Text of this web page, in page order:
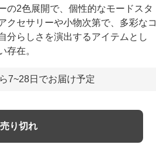
の2色展開で、個性的なモードスタ
クセサリーや小物次第で、多彩なコ
分らしさを演出するアイテムとし
存在。
7~28日でお届け予定
売り切れ